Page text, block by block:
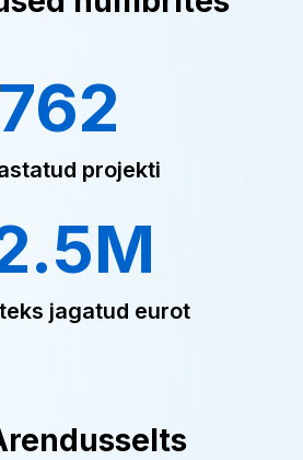
762
projekti
jagatud eurot